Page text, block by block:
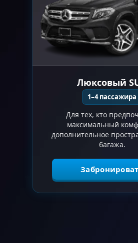
Люксовый
1–4 пассажира
Для тех, кто
максимальный
дополнительное
багажа.